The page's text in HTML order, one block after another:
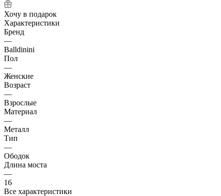
Хочу в подарок
Характеристики
Бренд
—
Balldinini
Пол
—
Женские
Возраст
—
Взрослые
Материал
—
Металл
Тип
—
Ободок
Длина моста
—
16
Все характеристики